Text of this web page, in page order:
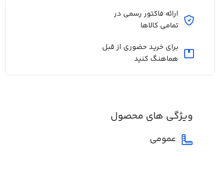
ارائه فاکتور رسمی در
تمامی کالاها
برای خرید حضوری از قبل
هماهنگ کنید
ویژگی های محصول
عمومی